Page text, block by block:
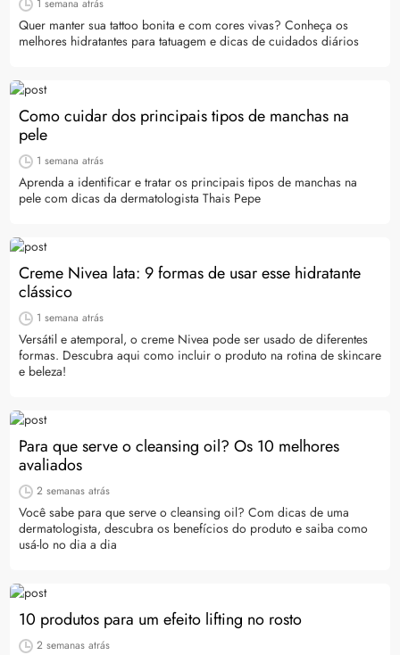
1 semana atrás
Quer manter sua tattoo bonita e com cores vivas? Conheça os
melhores hidratantes para tatuagem e dicas de cuidados diários
Como cuidar dos principais tipos de manchas na
pele
1 semana atrás
Aprenda a identificar e tratar os principais tipos de manchas na
pele com dicas da dermatologista Thais Pepe
Creme Nivea lata: 9 formas de usar esse hidratante
clássico
1 semana atrás
Versátil e atemporal, o creme Nivea pode ser usado de diferentes
formas. Descubra aqui como incluir o produto na rotina de skincare
e beleza!
Para que serve o cleansing oil? Os 10 melhores
avaliados
2 semanas atrás
Você sabe para que serve o cleansing oil? Com dicas de uma
dermatologista, descubra os benefícios do produto e saiba como
usá-lo no dia a dia
10 produtos para um efeito lifting no rosto
2 semanas atrás